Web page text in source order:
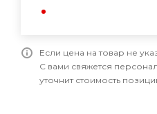
Если цена на товар не
С вами свяжется
уточнит стоимость